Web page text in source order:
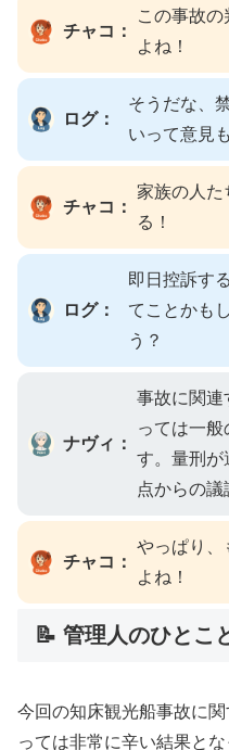
チャコ：
この事故
よね！
ログ：
そうだな、
いって意見
チャコ：
家族の人た
る！
ログ：
即日控訴す
てことかも
う？
ナヴィ：
事故に関連
っては一般
す。量刑が
点からの議
チャコ：
やっぱり、
よね！
📝 管理人のひとこ
今回の知床観光船事故に
っては非常に辛い結果と